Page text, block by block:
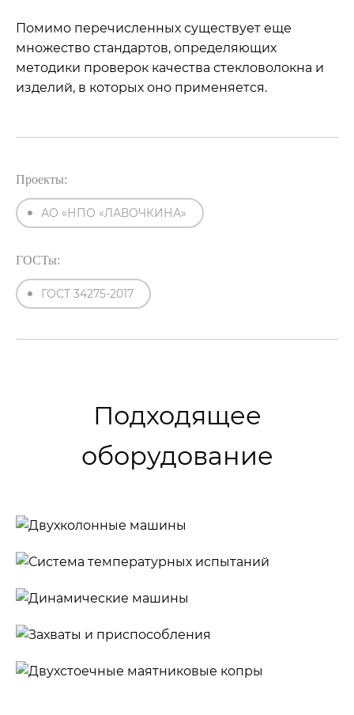
Проекты:
АО «НПО «ЛАВОЧКИНА»
ГОСТы:
ГОСТ 34275-2017
Помимо перечисленных существует еще
множество стандартов, определяющих
методики проверок качества стекловолокна и
изделий, в которых оно применяется.
Подходящее
оборудование
машины
температурных
машины
приспособления